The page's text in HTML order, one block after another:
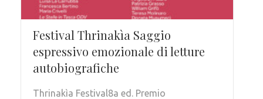
Festival Thrinakìa Saggio
espressivo emozionale di letture
autobiografiche
Thrinakìa Festival8a ed. Premio